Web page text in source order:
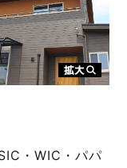
・WIC・パパ